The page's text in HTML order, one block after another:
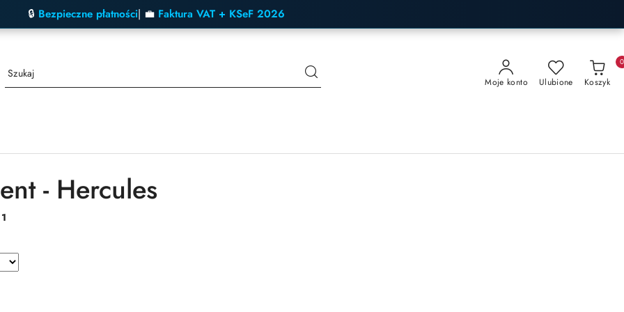
🔒 Bezpieczne płatności| 💼 Faktura VAT + KSeF 2026
Moje konto Ulubione Koszyk
0
- Hercules
1